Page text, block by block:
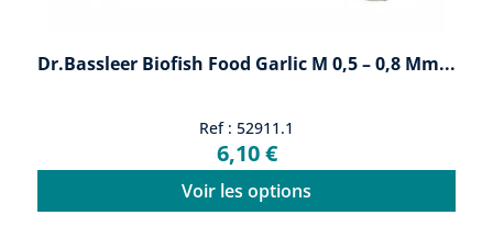
Dr.Bassleer Biofish Food Garlic M 0,5 – 0,8 Mm...
Ref : 52911.1
6,10 €
Voir les options